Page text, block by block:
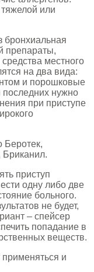
или
бронхиальная
препараты,
местного
на два вида:
и порошковые
последних нужно
при приступе
Беротек,
Бриканил.
приступ
одну либо две
больного.
не будет,
– спейсер
попадание в
веществ.
и